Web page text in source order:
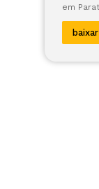
em
baixar